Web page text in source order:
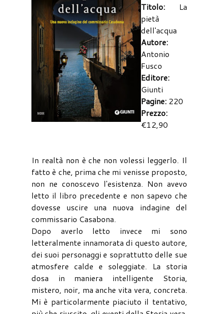
Titolo: La
pietà
dell'acqua
Autore:
Antonio
Fusco
Editore:
Giunti
Pagine: 220
Prezzo:
€12,90
In realtà non è che non volessi leggerlo. Il
fatto è che, prima che mi venisse proposto,
non ne conoscevo l'esistenza. Non avevo
letto il libro precedente e non sapevo che
dovesse uscire una nuova indagine del
commissario Casabona.
Dopo averlo letto invece mi sono
letteralmente innamorata di questo autore,
dei suoi personaggi e soprattutto delle sue
atmosfere calde e soleggiate. La storia
dosa in maniera intelligente Storia,
mistero, noir, ma anche vita vera, concreta.
Mi è particolarmente piaciuto il tentativo,